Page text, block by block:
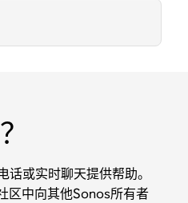
或实时聊天提供帮助。
区中向其他Sonos所有者